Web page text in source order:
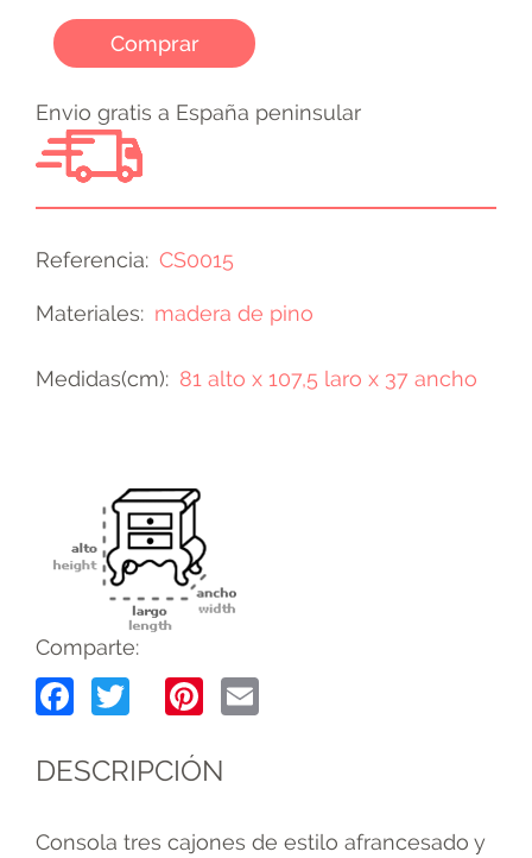
Comprar
Envio gratis a España peninsular
Referencia CS0015
Materiales madera de pino
Medidas(cm) 81 alto x 107,5 laro x 37 ancho
Comparte:
Facebook
TwitterPinterest
DESCRIPCIÓN
Consola tres cajones de estilo afrancesado y